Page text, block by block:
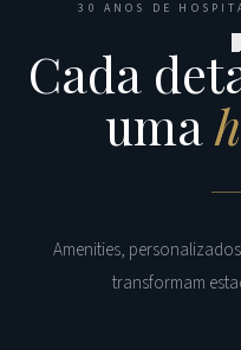
30 ANOS DE
Cada
uma
Amenities,
transformam